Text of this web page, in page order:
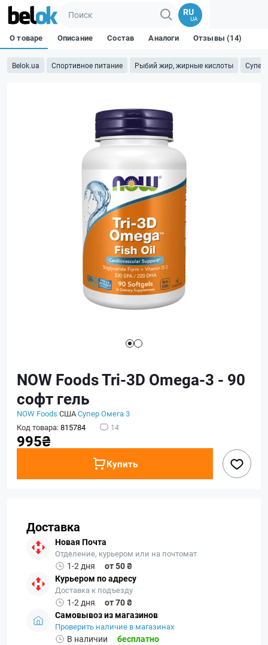
RU
UA
Belok.ua Спортивное питание Рыбий жир, жирные кислоты Супер
О товаре Описание Состав Аналоги Отзывы (14)
NOW Foods Tri-3D Omega-3 - 90
софт гель
NOW Foods СШАСупер Омега 3
Код товара:815784 14
995₴
Купить
Доставка
Новая Почта
Отделение, курьером или на почтомат
1-2 дня
от 50 ₴
Курьером по адресу
Доставка к подъезду
1-2 дня
от 70 ₴
Самовывоз из магазинов
Проверить наличие в магазинах
В наличии бесплатно